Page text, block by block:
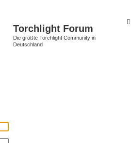
Torchlight Forum
Die größte Torchlight Community in
Deutschland